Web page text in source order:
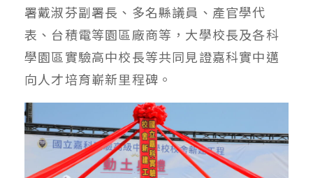
署戴淑芬副署長、多名縣議員、產官學代
表、台積電等園區廠商等，大學校長及各科
學園區實驗高中校長等共同見證嘉科實中邁
向人才培育嶄新里程碑。